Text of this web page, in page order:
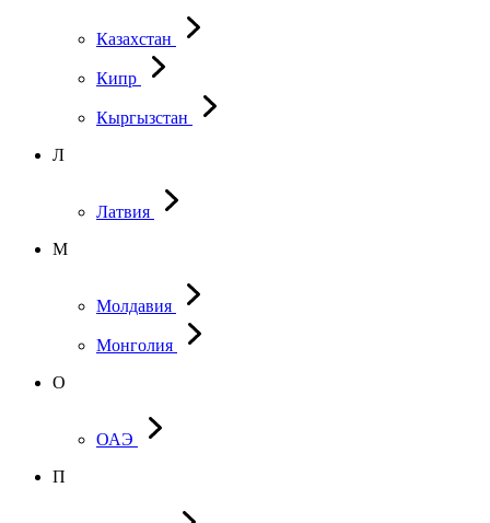
Казахстан
Кипр
Кыргызстан
Л
Латвия
М
Молдавия
Монголия
О
ОАЭ
П